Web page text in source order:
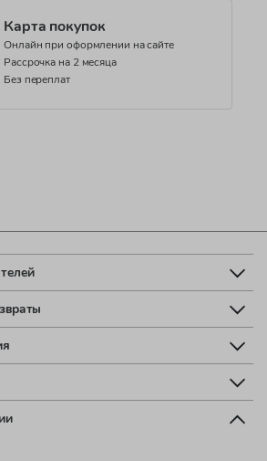
Карта покупок
Онлайн при оформлении на сайте
Рассрочка на 2 месяца
Без переплат